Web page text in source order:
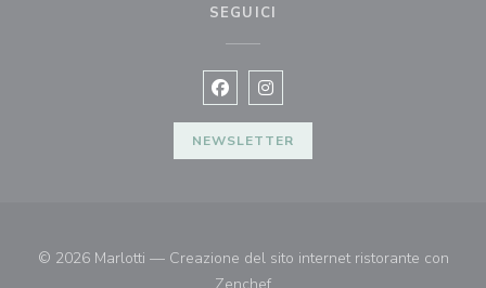
SEGUICI
Facebook ((apre una nuova
Instagram ((apre una nuova
NEWSLETTER
© 2026 Marlotti — Creazione del sito internet ristorante con
((apre una nuova finestra))